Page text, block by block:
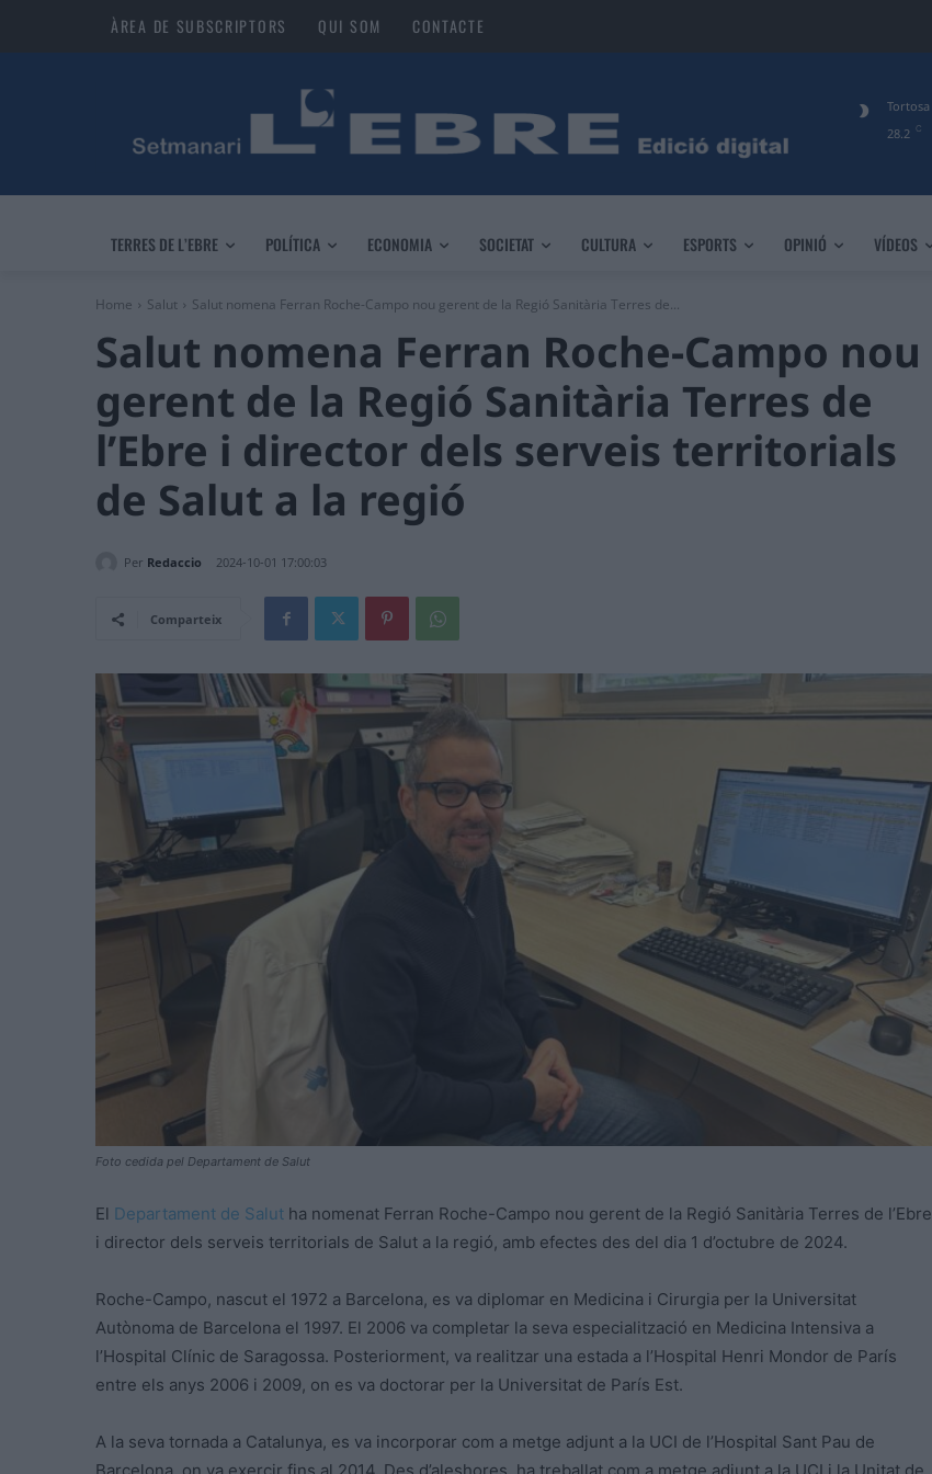
ÀREA DE SUBSCRIPTORS QUI SOM CONTACTE
28.2 C
Tortosa
TERRES DE L’EBRE POLÍTICA ECONOMIA SOCIETAT CULTURA ESPORTS OPINIÓ VÍDEOS
Home Salut Salut nomena Ferran Roche-Campo nou gerent de la Regió Sanitària Terres de...
Salut nomena Ferran Roche-Campo nou
gerent de la Regió Sanitària Terres de
l’Ebre i director dels serveis territorials
de Salut a la regió
Per Redaccio 2024-10-01 17:00:03
Comparteix
Foto cedida pel Departament de Salut
El Departament de Salut ha nomenat Ferran Roche-Campo nou gerent de la Regió Sanitària Terres de l’Ebre
i director dels serveis territorials de Salut a la regió, amb efectes des del dia 1 d’octubre de 2024.
Roche-Campo, nascut el 1972 a Barcelona, es va diplomar en Medicina i Cirurgia per la Universitat
Autònoma de Barcelona el 1997. El 2006 va completar la seva especialització en Medicina Intensiva a
l’Hospital Clínic de Saragossa. Posteriorment, va realitzar una estada a l’Hospital Henri Mondor de París
entre els anys 2006 i 2009, on es va doctorar per la Universitat de París Est.
A la seva tornada a Catalunya, es va incorporar com a metge adjunt a la UCI de l’Hospital Sant Pau de
Barcelona, on va exercir fins al 2014. Des d’aleshores, ha treballat com a metge adjunt a la UCI i la Unitat de